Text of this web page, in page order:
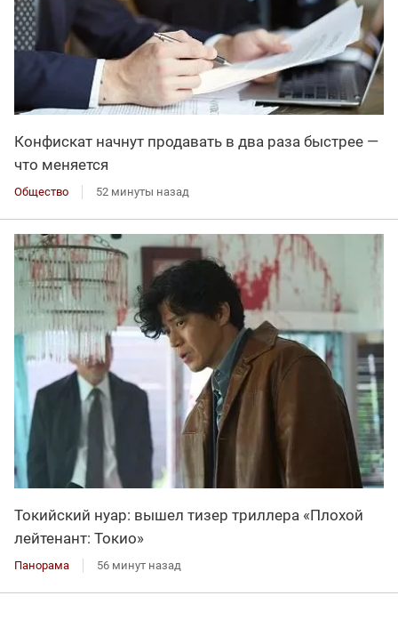
Конфискат начнут продавать в два раза быстрее —
что меняется
Общество 52 минуты назад
Токийский нуар: вышел тизер триллера «Плохой
лейтенант: Токио»
Панорама 56 минут назад